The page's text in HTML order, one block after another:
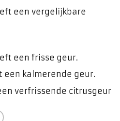
een vergelijkbare
een frisse geur.
een kalmerende geur.
verfrissende citrusgeur